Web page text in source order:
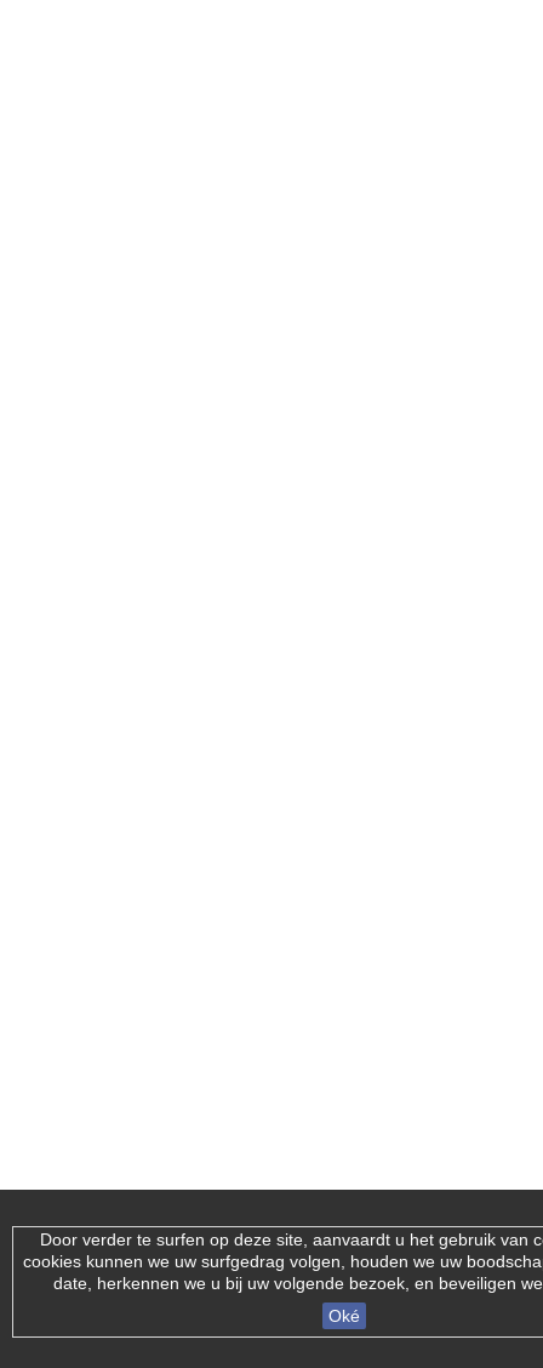
Door verder te surfen op deze site, aanvaardt u het gebruik van
cookies kunnen we uw surfgedrag volgen, houden we uw
date, herkennen we u bij uw volgende bezoek, en beveiligen
Oké